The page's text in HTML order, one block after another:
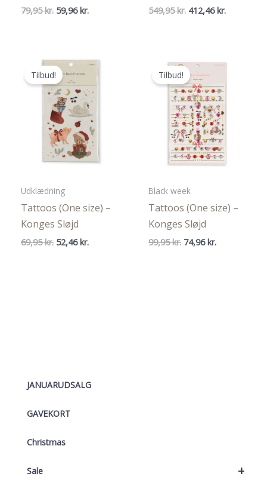
JANUARUDSALG
GAVEKORT
Christmas
+
Sale
79,95kr. Den
59,96 kr.Den
549,95kr. Den
412,46 kr.Den
Tilbud!
Udklædning
Tattoos (One size) –
Konges Sløjd
69,95kr. Den
52,46kr.Den
Tilbud!
Black week
Tattoos (One size) –
Konges Sløjd
99,95kr. Den
74,96kr.Den